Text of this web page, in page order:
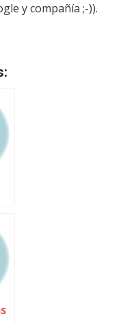
y compañía ;-)).